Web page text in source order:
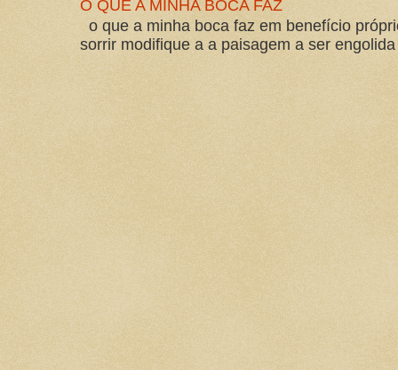
O QUE A MINHA BOCA FAZ
o que a minha boca faz em benefício
sorrir modifique a a paisagem a ser